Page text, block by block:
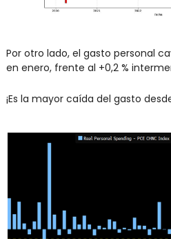
Por otro lado, el gasto personal
en enero, frente al +0,2 %
¡Es la mayor caída del gasto